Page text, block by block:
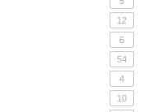
12
6
54
4
10